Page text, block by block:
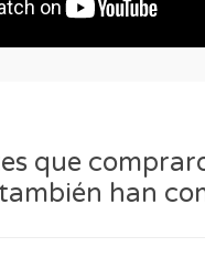
que
han